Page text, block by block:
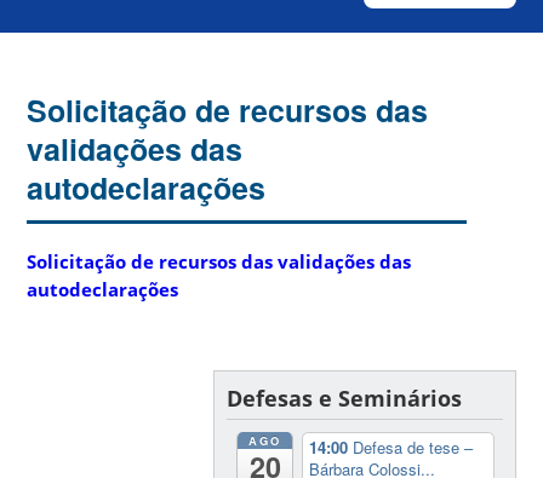
Solicitação de recursos das
validações das
autodeclarações
Solicitação de recursos das validações das
autodeclarações
Defesas e Seminários
AGO
20
14:00 Defesa de tese –
Bárbara Colossi...